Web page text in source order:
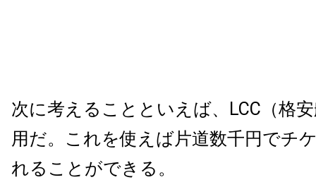
次に考えることといえば、LCC（格
用だ。これを使えば片道数千円でチ
れることができる。